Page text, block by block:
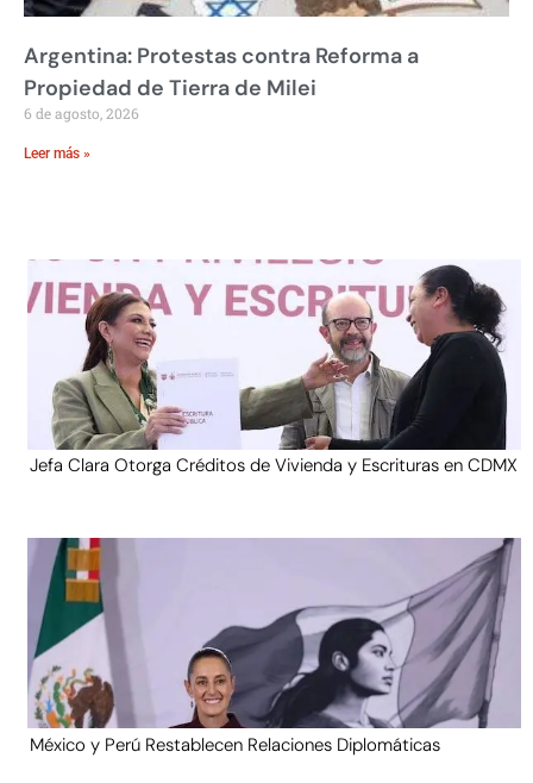
Argentina: Protestas contra Reforma a
Propiedad de Tierra de Milei
6 de agosto, 2026
Leer más »
Jefa Clara Otorga Créditos de Vivienda y Escrituras en CDMX
México y Perú Restablecen Relaciones Diplomáticas